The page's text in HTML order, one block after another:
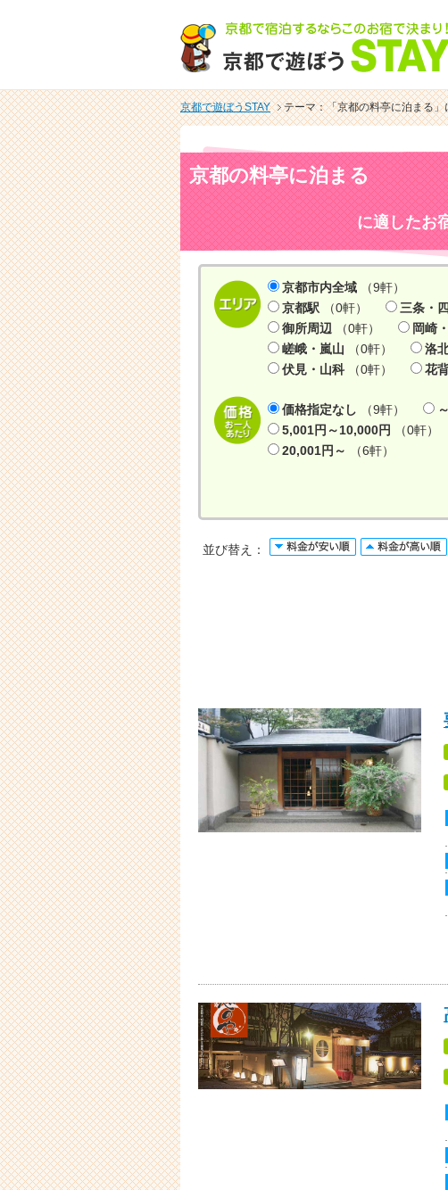
京都で遊ぼうSTAY テーマ：「京都の料亭に泊まる」
京都の料亭に泊まる
に適したお
京都市内全域 （9軒）
京都駅 （0軒） 三条・
御所周辺
（0軒） 岡崎
嵯峨・嵐山 （0軒） 洛
伏見・山科 （0軒） 花
価格指定なし （9軒）
5,001円～10,000円
（0軒）
20,001円～
（6軒）
並び替え：